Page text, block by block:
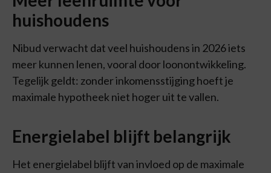
huishoudens
Nibud verwacht dat veel huishoudens in 2026 iets
meer kunnen lenen, vooral door loonontwikkeling.
Tegelijk geldt: zonder inkomensstijging hoeft je
maximale hypotheek niet hoger uit te vallen.
Energielabel blijft belangrijk
Het energielabel blijft van invloed op de maximale